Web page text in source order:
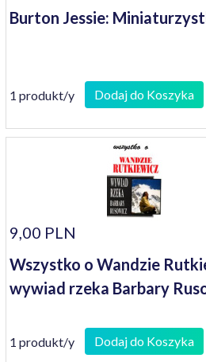
Burton Jessie:
1 produkt/y Dodaj do Koszyka
9,00 PLN
Wszystko o Wandzie
wywiad rzeka Barbary
1 produkt/y Dodaj do Koszyka